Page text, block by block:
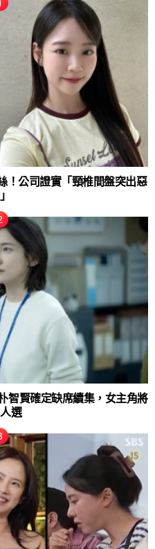
！公司證實「頸椎間盤突出惡
智賢確定缺席續集，女主角將
選